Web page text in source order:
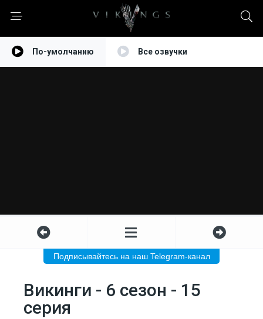
По-умолчанию Все озвучки
Подписывайтесь на наш Telegram-канал
Викинги - 6 сезон - 15
серия